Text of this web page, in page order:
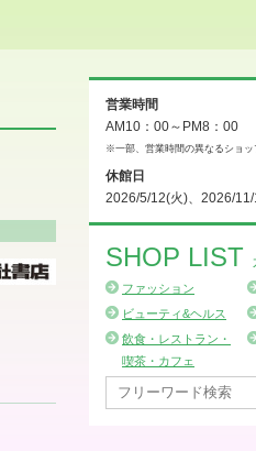
営業時間
AM10：00～PM8：00
※一部、営業時間の異なるショッ
休館日
2026/5/12(火)、2026/
SHOP LIST
ファッション
ビューティ&ヘルス
飲食・レストラン・
喫茶・カフェ